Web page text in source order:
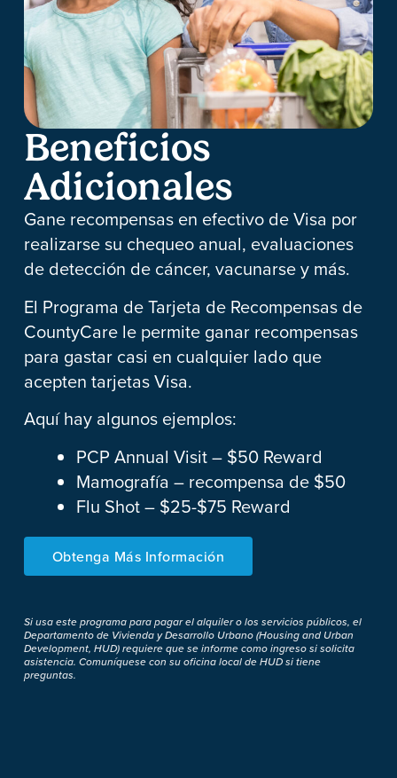
Beneficios
Adicionales
Gane recompensas en efectivo de Visa por
realizarse su chequeo anual, evaluaciones
de detección de cáncer, vacunarse y más.
El Programa de Tarjeta de Recompensas de
CountyCare le permite ganar recompensas
para gastar casi en cualquier lado que
acepten tarjetas Visa.
Aquí hay algunos ejemplos:
PCP Annual Visit – $50 Reward
Mamografía – recompensa de $50
Flu Shot – $25-$75 Reward
Obtenga Más Información
Si usa este programa para pagar el alquiler o los servicios públicos, el
Departamento de Vivienda y Desarrollo Urbano (Housing and Urban
Development, HUD) requiere que se informe como ingreso si solicita
asistencia. Comuníquese con su oficina local de HUD si tiene
preguntas.